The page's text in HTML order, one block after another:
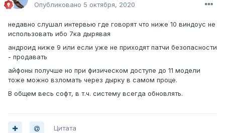
Опубликовано 5 октября, 2020
недавно слушал интервью где говорят что ниже 10 виндоус не
использовать ибо 7ка дырявая
андроид ниже 9 или если уже не приходят патчи безопасности
- продавать
айфоны получше но при физическом доступе до 11 модели
тоже можно взломать через дырку в самом проце.
В общем весь софт, в т.ч. систему всегда обновлять.
Цитата